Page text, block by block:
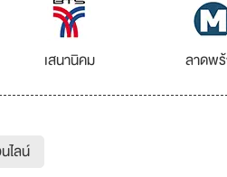
เสนานิคม ลาดพ
ไลน์